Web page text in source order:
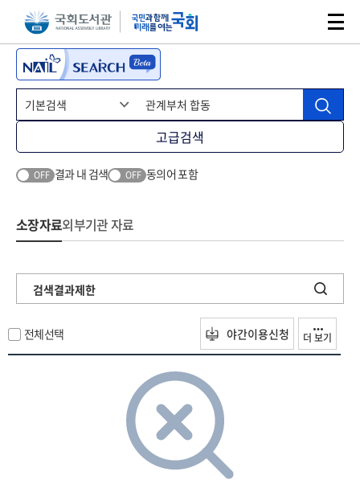
본문 바로가기주메뉴 바로가기
고급검색
OFF 결과 내 검색 OFF 동의어 포함
소장자료외부기관 자료
검색결과제한
전체선택 야간이용신청 더 보기